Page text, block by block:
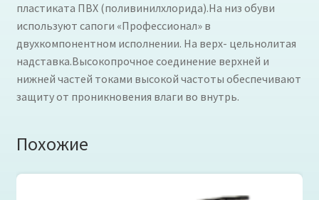
пластиката ПВХ (поливинилхлорида).На низ обуви
используют сапоги «Профессионал» в
двухкомпонентном исполнении. На верх- цельнолитая
надставка.Высокопрочное соединение верхней и
нижней частей токами высокой частоты обеспечивают
защиту от проникновения влаги во внутрь.
Похожие